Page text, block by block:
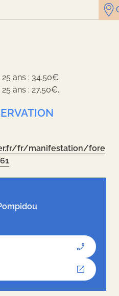
ans : 34.50€
ans : 27.50€.
fr/manifestation/fore
Tiles style by